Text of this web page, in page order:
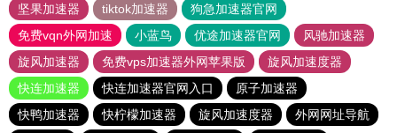
坚果加速器
tiktok加速器
狗急加速器官网
免费vqn外网加速
小蓝鸟 优途加速器官网
风驰加速器
旋风加速器
免费vps加速器外网苹果版
旋风加速度器
快连加速器
快连加速器官网入口
原子加速器
快鸭加速器
快柠檬加速器 旋风加速度器
外网网址导航